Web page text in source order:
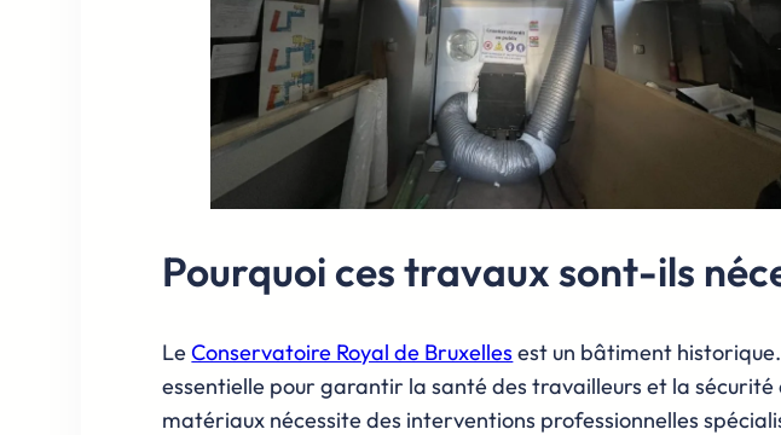
Pourquoi ces travaux sont-ils
LeConservatoire Royal de Bruxelles est un bâtiment
essentielle pour garantir la santé des travailleurs et la
matériaux nécessite des interventions professionnelles